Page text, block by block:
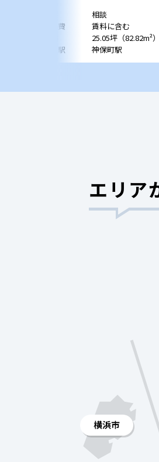
相談
共益費
賃料に含む
25.05坪（82.82m²）
最寄駅
神保町駅
エリア